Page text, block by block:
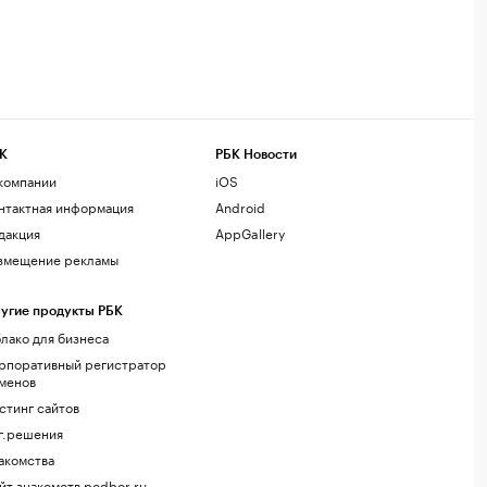
информация
рекламы
продукты РБК
для бизнеса
регистратор
сайтов
РБК Новости
iOS
Android
AppGallery